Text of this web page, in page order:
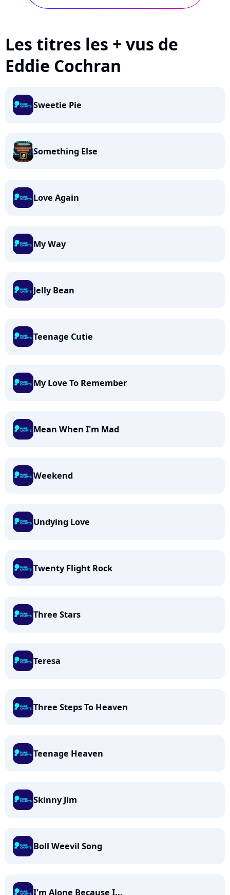
Les titres les + vus de
Eddie Cochran
Sweetie Pie
Something Else
Love Again
My Way
Jelly Bean
Teenage Cutie
My Love To Remember
Mean When I'm Mad
Weekend
Undying Love
Twenty Flight Rock
Three Stars
Teresa
Three Steps To Heaven
Teenage Heaven
Skinny Jim
Boll Weevil Song
I'm Alone Because I...